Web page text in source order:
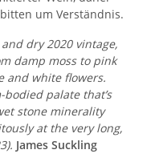
um Verständnis.
dry 2020 vintage,
damp moss to pink
and white flowers.
palate that’s
stone minerality
at the very long,
James Suckling